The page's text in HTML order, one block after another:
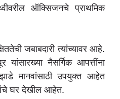
ऑक्सिजनचे प्राथमिक
जबाबदारी त्यांच्यावर आहे.
नैसर्गिक आपत्तींना
मानवांसाठी उपयुक्त आहेत
घर देखील आहेत.